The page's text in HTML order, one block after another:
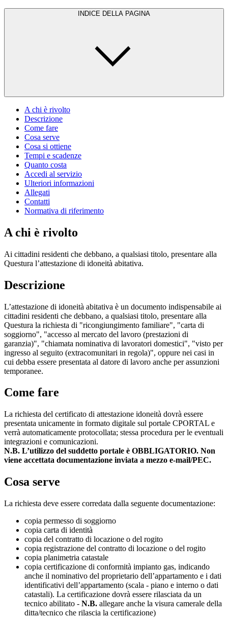
INDICE DELLA PAGINA
A chi è rivolto
Descrizione
Come fare
Cosa serve
Cosa si ottiene
Tempi e scadenze
Quanto costa
Accedi al servizio
Ulteriori informazioni
Allegati
Contatti
Normativa di riferimento
A chi è rivolto
Ai cittadini residenti che debbano, a qualsiasi titolo, presentare alla
Questura l’attestazione di idoneità abitativa.
Descrizione
L’attestazione di idoneità abitativa è un documento indispensabile ai
cittadini residenti che debbano, a qualsiasi titolo, presentare alla
Questura la richiesta di "ricongiungimento familiare", "carta di
soggiorno", "accesso al mercato del lavoro (prestazioni di
garanzia)", "chiamata nominativa di lavoratori domestici", "visto per
ingresso al seguito (extracomunitari in regola)", oppure nei casi in
cui debba essere presentata al datore di lavoro anche per assunzioni
temporanee.
Come fare
La richiesta del certificato di attestazione idoneità dovrà essere
presentata unicamente in formato digitale sul portale CPORTAL e
verrà automaticamente protocollata; stessa procedura per le eventuali
integrazioni e comunicazioni.
N.B. L’utilizzo del suddetto portale è OBBLIGATORIO. Non
viene accettata documentazione inviata a mezzo e-mail/PEC.
Cosa serve
La richiesta deve essere corredata dalla seguente documentazione:
copia permesso di soggiorno
copia carta di identità
copia del contratto di locazione o del rogito
copia registrazione del contratto di locazione o del rogito
copia planimetria catastale
copia certificazione di conformità impianto gas, indicando
anche il nominativo del proprietario dell’appartamento e i dati
identificativi dell’appartamento (scala - piano e interno o dati
catastali). La certificazione dovrà essere rilasciata da un
tecnico abilitato - N.B. allegare anche la visura camerale della
ditta/tecnico che rilascia la certificazione)